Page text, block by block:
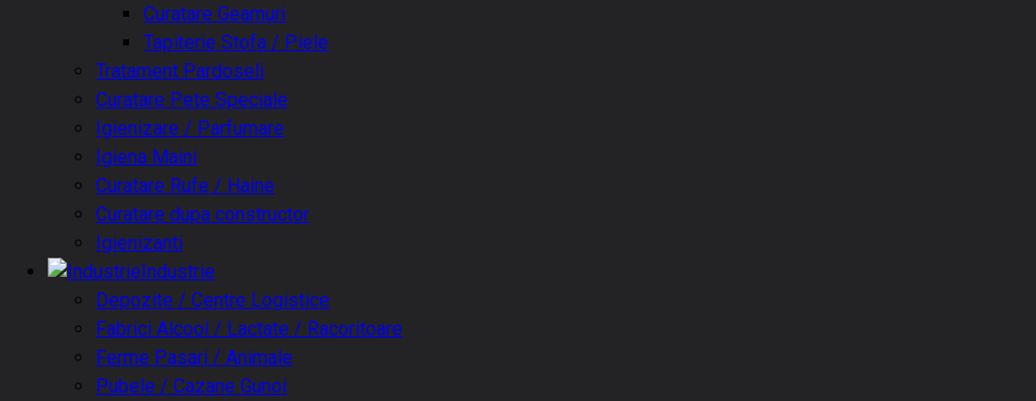
Curatare Geamuri
Tapiterie Stofa / Piele
Tratament Pardoseli
Curatare Pete Speciale
Igienizare / Parfumare
Igiena Maini
Curatare Rufe / Haine
Curatare dupa constructor
Igienizanti
Industrie
Depozite / Centre Logistice
Fabrici Alcool / Lactate / Racoritoare
Ferme Pasari / Animale
Pubele / Cazane Gunoi